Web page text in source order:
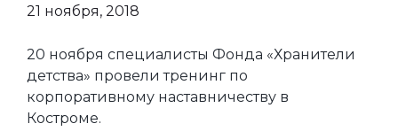
21 ноября, 2018
20 ноября специалисты Фонда «Хранители
детства» провели тренинг по
корпоративному наставничеству в
Костроме.